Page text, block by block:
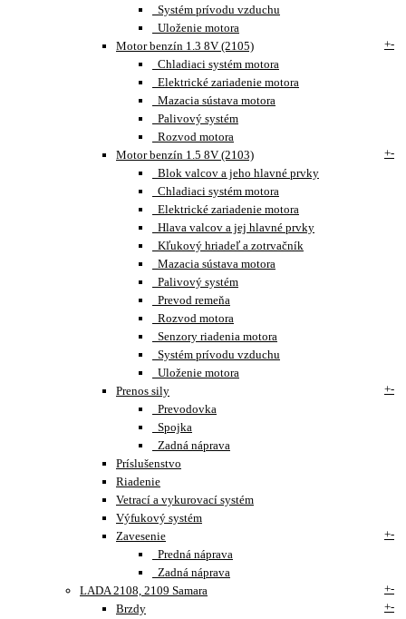
Systém prívodu vzduchu
Uloženie motora
Motor benzín 1.3 8V (2105)
+-
Chladiaci systém motora
Elektrické zariadenie motora
Mazacia sústava motora
Palivový systém
Rozvod motora
Motor benzín 1.5 8V (2103)
+-
Blok valcov a jeho hlavné prvky
Chladiaci systém motora
Elektrické zariadenie motora
Hlava valcov a jej hlavné prvky
Kľukový hriadeľ a zotrvačník
Mazacia sústava motora
Palivový systém
Prevod remeňa
Rozvod motora
Senzory riadenia motora
Systém prívodu vzduchu
Uloženie motora
Prenos sily
+-
Prevodovka
Spojka
Zadná náprava
Príslušenstvo
Riadenie
Vetrací a vykurovací systém
Výfukový systém
Zavesenie
+-
Predná náprava
Zadná náprava
LADA 2108, 2109 Samara
+-
Brzdy
+-